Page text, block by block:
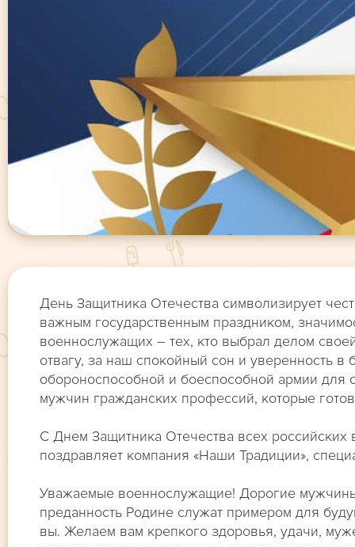
День Защитника Отечества символизирует
важным государственным праздником,
военнослужащих – тех, кто выбрал делом
отвагу, за наш спокойный сон и уверенность
обороноспособной и боеспособной армии
мужчин гражданских профессий, которые
С Днем Защитника Отечества всех
поздравляет компания «Наши Традиции»,
Уважаемые военнослужащие! Дорогие
преданность Родине служат примером для
вы. Желаем вам крепкого здоровья, удачи,